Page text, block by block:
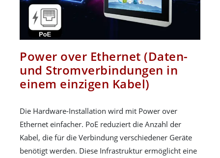
Power over Ethernet (Daten-
und Stromverbindungen in
einem einzigen Kabel)
Die Hardware-Installation wird mit Power over
Ethernet einfacher. PoE reduziert die Anzahl der
Kabel, die für die Verbindung verschiedener Geräte
benötigt werden. Diese Infrastruktur ermöglicht eine